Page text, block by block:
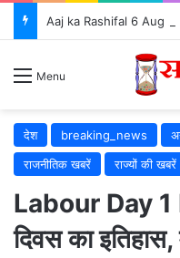
Menu
देश breaking_news
राजनीतिक खबरें
राज्यों की खबरें
Labour Day
दिवस का